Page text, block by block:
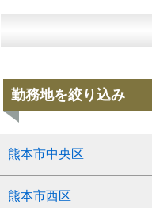
勤務地を絞り込み
熊本市中央区
熊本市西区